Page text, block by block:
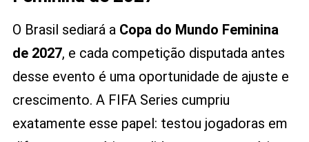
O Brasil sediará a Copa do Mundo Feminina
de 2027, e cada competição disputada antes
desse evento é uma oportunidade de ajuste e
crescimento. A FIFA Series cumpriu
exatamente esse papel: testou jogadoras em